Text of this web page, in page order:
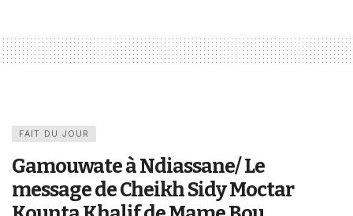
FAIT DU JOUR
Gamouwate à Ndiassane/ Le
message de Cheikh Sidy Moctar